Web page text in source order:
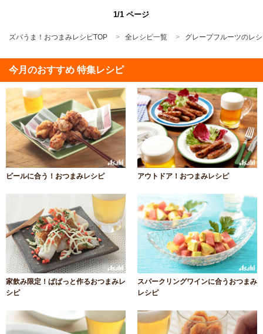
1/1 ページ
ズバうま！おつまみレシピTOP 全レシピ一覧 グレープフルーツのレ
今月のおすすめ 特集レシピ
ビールに合う！おつまみレシピ アウトドア！おつまみレシピ
家飲み限定！ぱぱっと作るおつまみレ
シピ
スパークリングワインに合うおつまみ
レシピ